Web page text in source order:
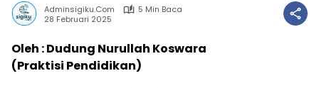
Adminsigiku.com
5 Min Baca
28 Februari 2025
Oleh : Dudung Nurullah Koswara
(Praktisi Pendidikan)